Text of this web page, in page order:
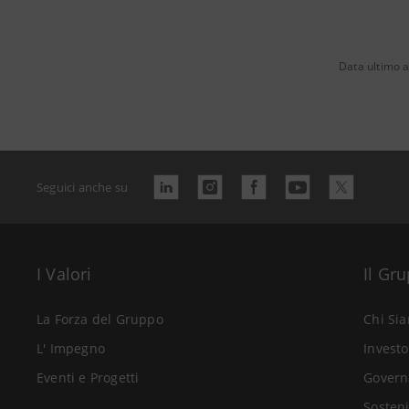
Data ultimo
Seguici anche su
I Valori
La Forza del Gruppo
L' Impegno
Eventi e Progetti
Il
Chi